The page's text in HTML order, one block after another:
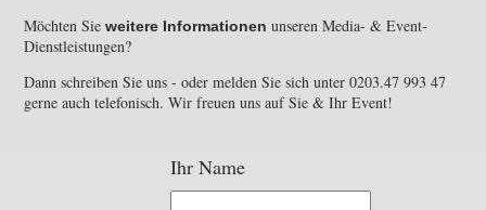
Möchten Sieweitere Informationenunseren Media- & Event-
Dienstleistungen?
Dann schreiben Sie uns - oder melden Sie sich unter 0203.47 993 47
gerne auch telefonisch. Wir freuen uns auf Sie & Ihr Event!
Ihr Name